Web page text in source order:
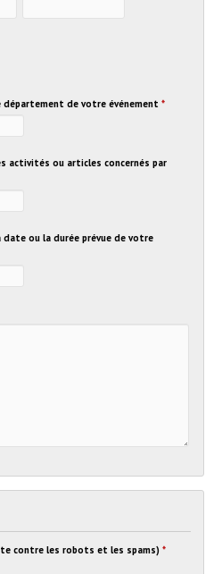
département de votre événement *
activités ou articles concernés par
ou la durée prévue de votre
contre les robots et les spams) *